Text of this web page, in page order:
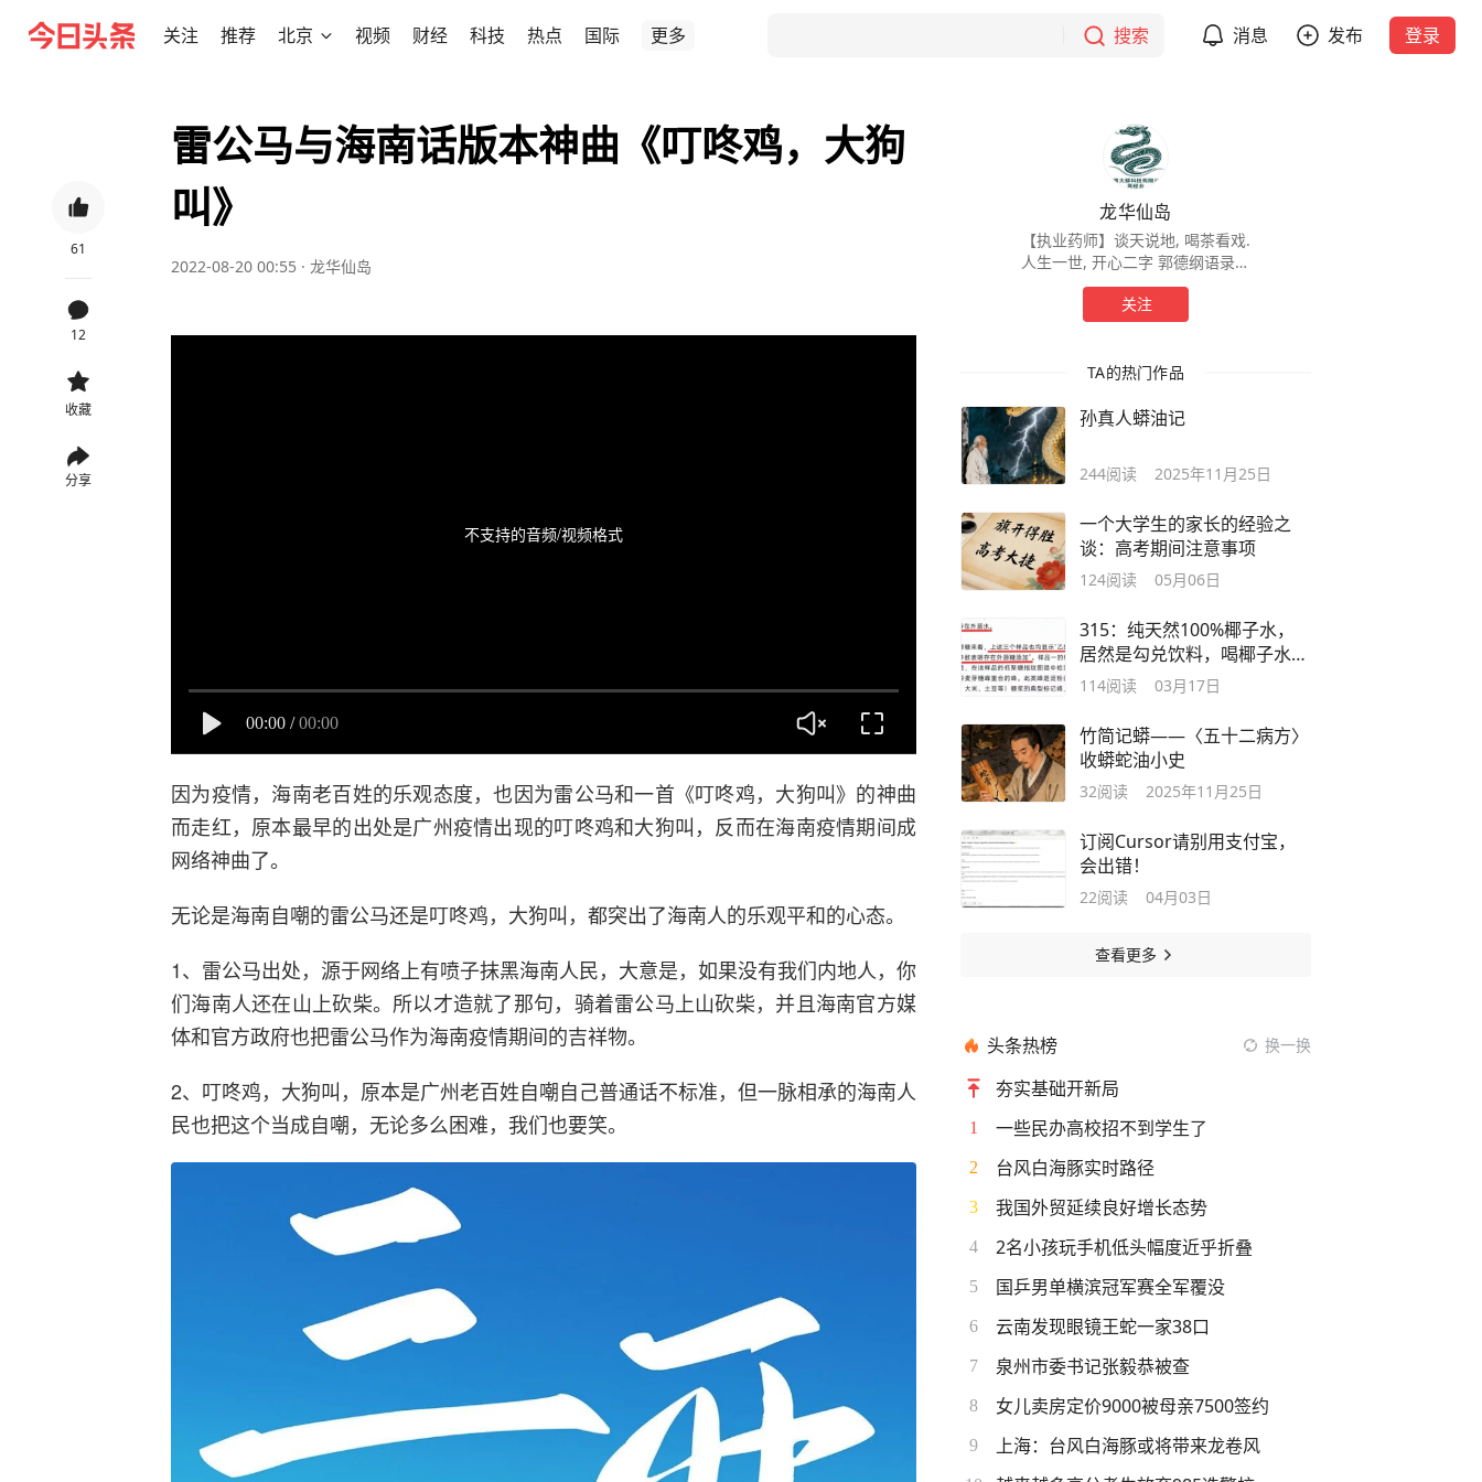
关注 推荐 北京 视频 财经 科技 热点 国际 更多 搜索 消息 发布 登录
61
12
收藏
分享
雷公马与海南话版本神曲《叮咚鸡，大狗
叫》
2022-08-20 00:55 · 龙华仙岛
不支持的音频/视频格式
00:00 / 00:00
因为疫情，海南老百姓的乐观态度，也因为雷公马和一首《叮咚鸡，大狗叫》的神曲
而走红，原本最早的出处是广州疫情出现的叮咚鸡和大狗叫，反而在海南疫情期间成
网络神曲了。
无论是海南自嘲的雷公马还是叮咚鸡，大狗叫，都突出了海南人的乐观平和的心态。
1、雷公马出处，源于网络上有喷子抹黑海南人民，大意是，如果没有我们内地人，你
们海南人还在山上砍柴。所以才造就了那句，骑着雷公马上山砍柴，并且海南官方媒
体和官方政府也把雷公马作为海南疫情期间的吉祥物。
2、叮咚鸡，大狗叫，原本是广州老百姓自嘲自己普通话不标准，但一脉相承的海南人
民也把这个当成自嘲，无论多么困难，我们也要笑。
龙华仙岛
【执业药师】谈天说地, 喝茶看戏.
人生一世, 开心二字 郭德纲语录：
沾酒不醉是喝的少，见色不迷是摸
不着。 以德服人是打不过，淡泊名
利是实在没招。
关注
TA的热门作品
孙真人蟒油记
244阅读 2025年11月25日
一个大学生的家长的经验之
谈：高考期间注意事项
124阅读 05月06日
315：纯天然100%椰子水，
居然是勾兑饮料，喝椰子水请
买椰子
114阅读 03月17日
竹简记蟒——〈五十二病方〉
收蟒蛇油小史
32阅读 2025年11月25日
订阅Cursor请别用支付宝，
会出错！
22阅读 04月03日
查看更多
头条热榜 换一换
夯实基础开新局
1 一些民办高校招不到学生了
2 台风白海豚实时路径
3 我国外贸延续良好增长态势
4 2名小孩玩手机低头幅度近乎折叠
5 国乒男单横滨冠军赛全军覆没
6 云南发现眼镜王蛇一家38口
7 泉州市委书记张毅恭被查
8 女儿卖房定价9000被母亲7500签约
9 上海：台风白海豚或将带来龙卷风